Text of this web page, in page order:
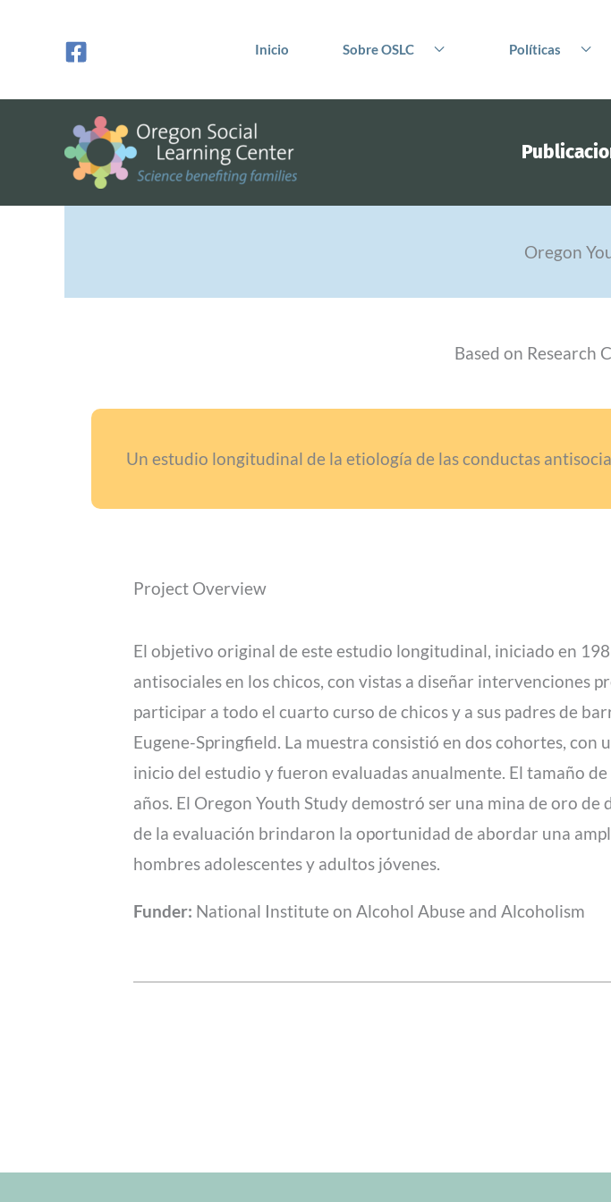
contenido
Inicio Sobre OSLC Políticas
Oregon
Based on Research
Un estudio longitudinal de la etiología de las conductas
Project Overview
El objetivo original de este estudio longitudinal, iniciado en
antisociales en los chicos, con vistas a diseñar intervenciones
participar a todo el cuarto curso de chicos y a sus padres de
Eugene-Springfield. La muestra consistió en dos cohortes,
inicio del estudio y fueron evaluadas anualmente. El tamaño
años. El Oregon Youth Study demostró ser una mina de oro
de la evaluación brindaron la oportunidad de abordar una
hombres adolescentes y adultos jóvenes.
Funder: National Institute on Alcohol Abuse and Alcoholism